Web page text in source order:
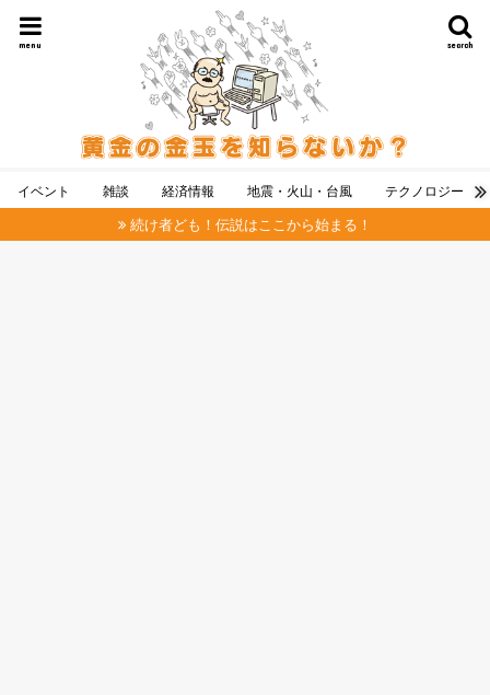
search
menu
イベント 雑談 経済情報 地震・火山・台風 テクノロジー
続け者ども！伝説はここから始まる！